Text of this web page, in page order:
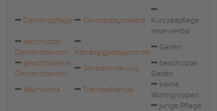
Demenzpflege Gerontopsychiatrie
Kurzzeitpflege
reservierbar
beschützter
Demenzbereich
Abhängigkeitssyndrom
Garten
geschlossener
Demenzbereich
Sehbehinderung
beschützter
Garten
Wachkoma
Trachealkanüle
kleine
Wohngruppen
junge Pflege